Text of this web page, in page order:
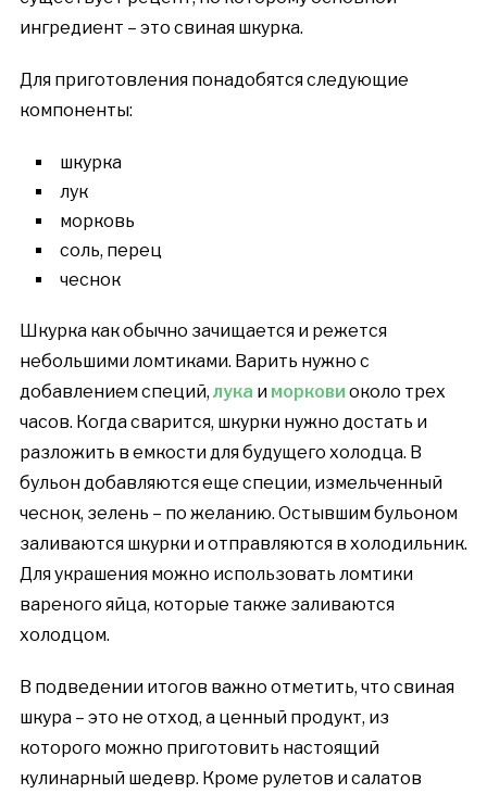
ингредиент – это свиная шкурка.
Для приготовления понадобятся следующие
компоненты:
шкурка
лук
морковь
соль, перец
чеснок
Шкурка как обычно зачищается и режется
небольшими ломтиками. Варить нужно с
добавлением специй, лука и моркови около трех
часов. Когда сварится, шкурки нужно достать и
разложить в емкости для будущего холодца. В
бульон добавляются еще специи, измельченный
чеснок, зелень – по желанию. Остывшим бульоном
заливаются шкурки и отправляются в холодильник.
Для украшения можно использовать ломтики
вареного яйца, которые также заливаются
холодцом.
В подведении итогов важно отметить, что свиная
шкура – это не отход, а ценный продукт, из
которого можно приготовить настоящий
кулинарный шедевр. Кроме рулетов и салатов